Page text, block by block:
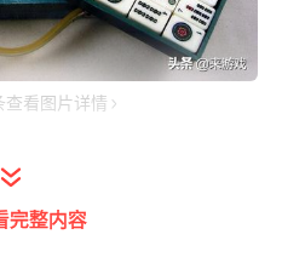
查看图片详情
，牌型由一副麻将牌去
完整内容